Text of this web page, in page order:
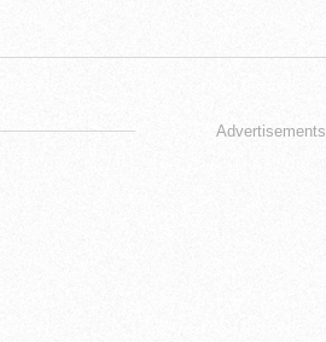
Advertisements